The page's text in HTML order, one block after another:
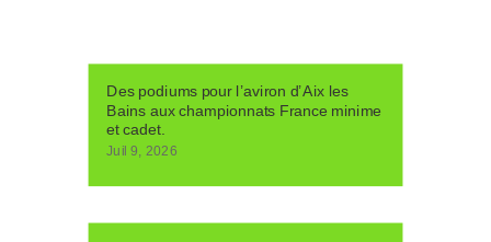
Des podiums pour l’aviron d’Aix les
Bains aux championnats France minime
et cadet.
Juil 9, 2026